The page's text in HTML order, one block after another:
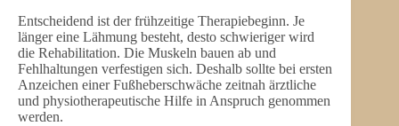
Entscheidend ist der frühzeitige Therapiebeginn. Je
länger eine Lähmung besteht, desto schwieriger wird
die Rehabilitation. Die Muskeln bauen ab und
Fehlhaltungen verfestigen sich. Deshalb sollte bei ersten
Anzeichen einer Fußheberschwäche zeitnah ärztliche
und physiotherapeutische Hilfe in Anspruch genommen
werden.